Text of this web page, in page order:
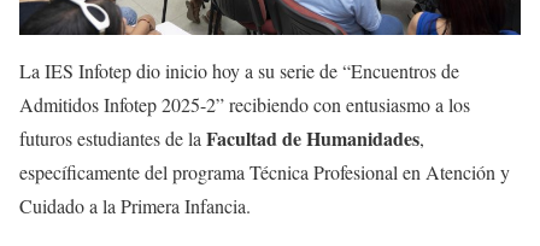
La IES Infotep dio inicio hoy a su serie de “Encuentros de
Admitidos Infotep 2025-2” recibiendo con entusiasmo a los
futuros estudiantes de la Facultad de Humanidades,
específicamente del programa Técnica Profesional en Atención y
Cuidado a la Primera Infancia.